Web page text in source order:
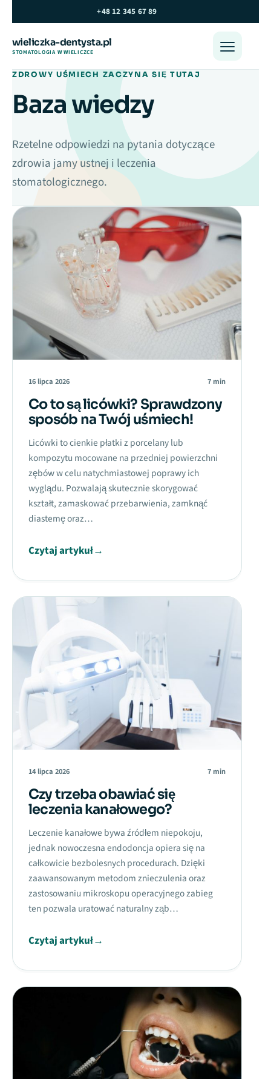
+48 12 345 67 89
wieliczka-dentysta.pl
STOMATOLOGIA W WIELICZCE Otwórz
ZDROWY UŚMIECH ZACZYNA SIĘ TUTAJ
Baza wiedzy
Rzetelne odpowiedzi na pytania dotyczące
zdrowia jamy ustnej i leczenia
stomatologicznego.
16 lipca 2026 7 min
Co to są licówki? Sprawdzony
sposób na Twój uśmiech!
Licówki to cienkie płatki z porcelany lub
kompozytu mocowane na przedniej powierzchni
zębów w celu natychmiastowej poprawy ich
wyglądu. Pozwalają skutecznie skorygować
kształt, zamaskować przebarwienia, zamknąć
diastemę oraz…
Czytaj artykuł→
14 lipca 2026 7 min
Czy trzeba obawiać się
leczenia kanałowego?
Leczenie kanałowe bywa źródłem niepokoju,
jednak nowoczesna endodoncja opiera się na
całkowicie bezbolesnych procedurach. Dzięki
zaawansowanym metodom znieczulenia oraz
zastosowaniu mikroskopu operacyjnego zabieg
ten pozwala uratować naturalny ząb…
Czytaj artykuł→